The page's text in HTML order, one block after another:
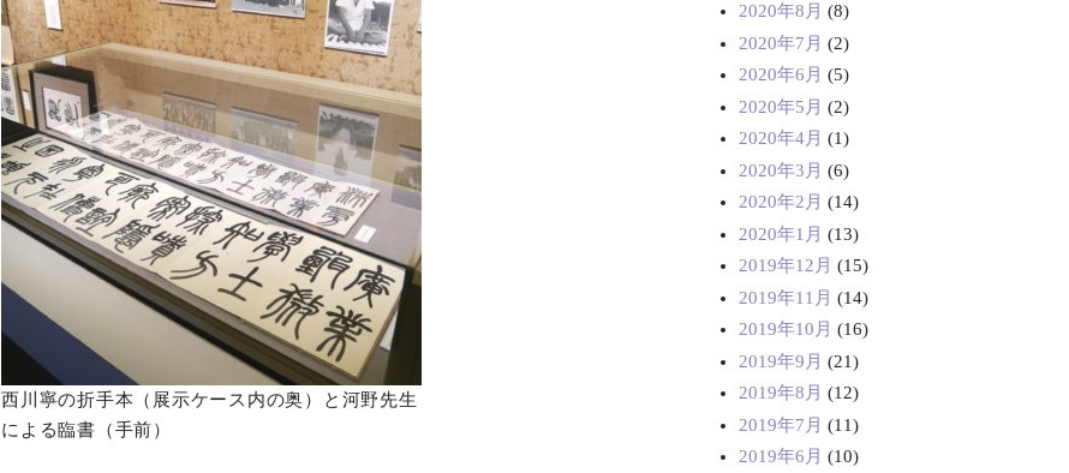
西川寧の折手本（展示ケース内の奥）と河野先生
による臨書（手前）
2020年8月 (8)
2020年7月 (2)
2020年6月 (5)
2020年5月 (2)
2020年4月 (1)
2020年3月 (6)
2020年2月 (14)
2020年1月 (13)
2019年12月 (15)
2019年11月 (14)
2019年10月 (16)
2019年9月 (21)
2019年8月 (12)
2019年7月 (11)
2019年6月 (10)